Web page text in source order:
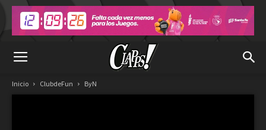
Inicio ClubdeFun ByN